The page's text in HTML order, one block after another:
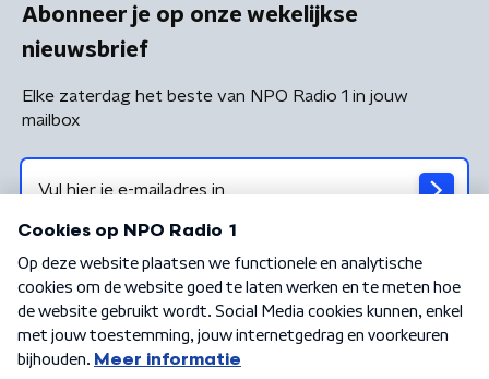
Abonneer je op onze wekelijkse
nieuwsbrief
Elke zaterdag het beste van NPO Radio 1 in jouw
mailbox
Algemene voorwaarden